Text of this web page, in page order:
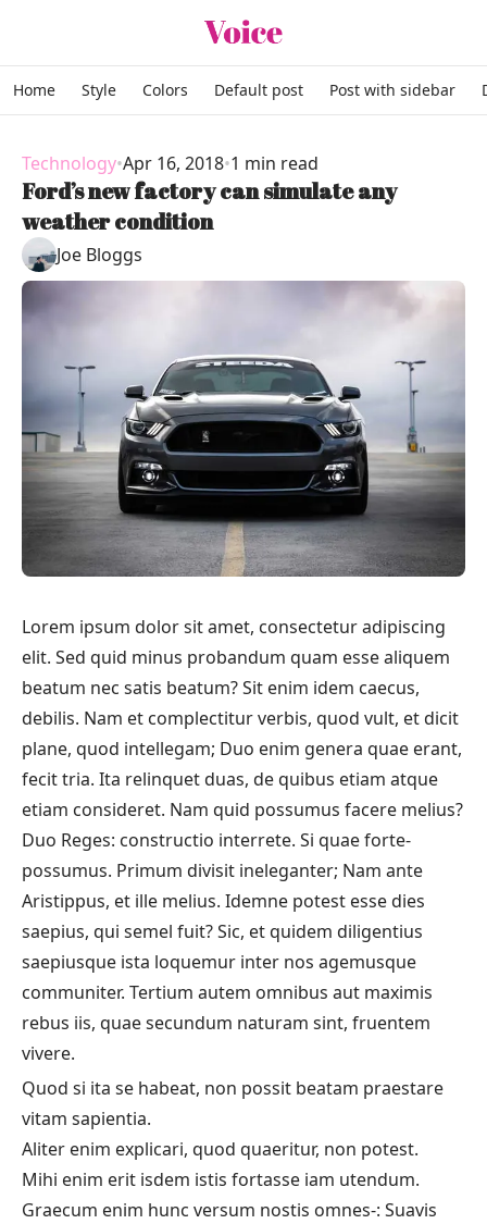
Home Style Colors Default post Post with sidebar
Technology•Apr 16, 2018•1 min read
Ford’s new factory can simulate any
weather condition
Joe Bloggs
Lorem ipsum dolor sit amet, consectetur adipiscing
elit. Sed quid minus probandum quam esse aliquem
beatum nec satis beatum?Sit enim idem caecus,
debilis. Nam et complectitur verbis, quod vult, et dicit
plane, quod intellegam; Duo enim genera quae erant,
fecit tria. Ita relinquet duas, de quibus etiam atque
etiam consideret. Nam quid possumus facere melius?
Duo Reges: constructio interrete. Si quae forte-
possumus. Primum divisit ineleganter; Nam ante
Aristippus, et ille melius. Idemne potest esse dies
saepius, qui semel fuit? Sic, et quidem diligentius
saepiusque ista loquemur inter nos agemusque
communiter. Tertium autem omnibus aut maximis
rebus iis, quae secundum naturam sint, fruentem
vivere.
Quod si ita se habeat, non possit beatam praestare
vitam sapientia.
Aliter enim explicari, quod quaeritur, non potest.
Mihi enim erit isdem istis fortasse iam utendum.
Graecum enim hunc versum nostis omnes-: Suavis